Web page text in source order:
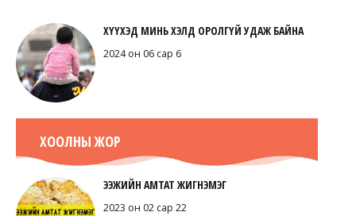
ХҮҮХЭД МИНЬ ХЭЛД ОРОЛГҮЙ УДАЖ БАЙНА
2024 он 06 сар 6
ХООЛНЫ ЖОР
ЭЭЖИЙН АМТАТ ЖИГНЭМЭГ
2023 он 02 сар 22